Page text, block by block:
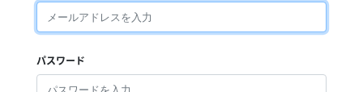
パスワード